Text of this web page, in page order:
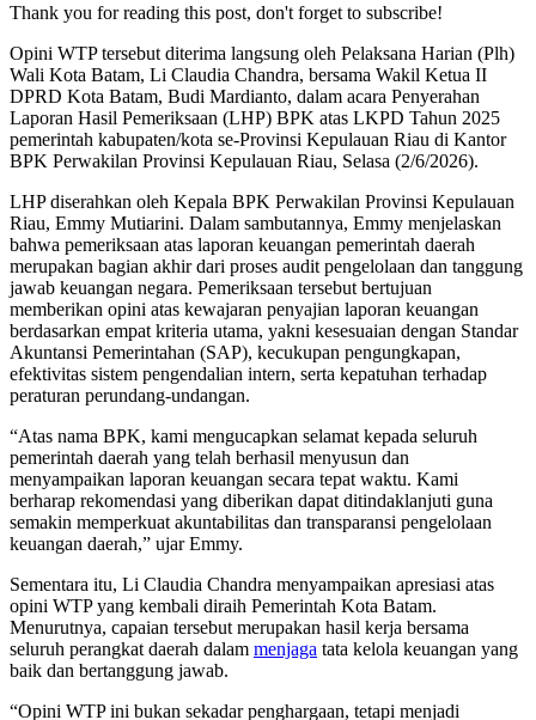
Thank you for reading this post, don't forget to subscribe!
Opini WTP tersebut diterima langsung oleh Pelaksana Harian (Plh)
Wali Kota Batam, Li Claudia Chandra, bersama Wakil Ketua II
DPRD Kota Batam, Budi Mardianto, dalam acara Penyerahan
Laporan Hasil Pemeriksaan (LHP) BPK atas LKPD Tahun 2025
pemerintah kabupaten/kota se-Provinsi Kepulauan Riau di Kantor
BPK Perwakilan Provinsi Kepulauan Riau, Selasa (2/6/2026).
LHP diserahkan oleh Kepala BPK Perwakilan Provinsi Kepulauan
Riau, Emmy Mutiarini. Dalam sambutannya, Emmy menjelaskan
bahwa pemeriksaan atas laporan keuangan pemerintah daerah
merupakan bagian akhir dari proses audit pengelolaan dan tanggung
jawab keuangan negara. Pemeriksaan tersebut bertujuan
memberikan opini atas kewajaran penyajian laporan keuangan
berdasarkan empat kriteria utama, yakni kesesuaian dengan Standar
Akuntansi Pemerintahan (SAP), kecukupan pengungkapan,
efektivitas sistem pengendalian intern, serta kepatuhan terhadap
peraturan perundang-undangan.
“Atas nama BPK, kami mengucapkan selamat kepada seluruh
pemerintah daerah yang telah berhasil menyusun dan
menyampaikan laporan keuangan secara tepat waktu. Kami
berharap rekomendasi yang diberikan dapat ditindaklanjuti guna
semakin memperkuat akuntabilitas dan transparansi pengelolaan
keuangan daerah,” ujar Emmy.
Sementara itu, Li Claudia Chandra menyampaikan apresiasi atas
opini WTP yang kembali diraih Pemerintah Kota Batam.
Menurutnya, capaian tersebut merupakan hasil kerja bersama
seluruh perangkat daerah dalam menjaga tata kelola keuangan yang
baik dan bertanggung jawab.
“Opini WTP ini bukan sekadar penghargaan, tetapi menjadi